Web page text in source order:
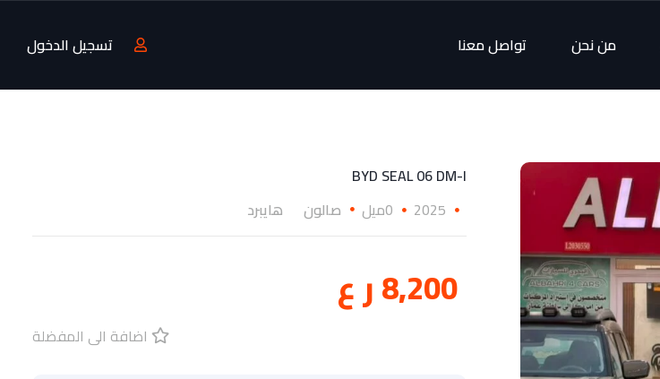
من نحن تواصل معنا تسجيل الدخول
BYD SEAL 06 DM-I
2025
0ميل صالون هايبرد
8,200 ر ع
اضافة الى المفضلة